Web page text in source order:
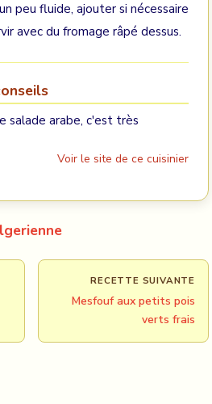
peu fluide, ajouter si nécessaire
avec du fromage râpé dessus.
salade arabe, c'est très
Voir le site de ce cuisinier
RECETTE SUIVANTE
Mesfouf aux petits pois
verts frais